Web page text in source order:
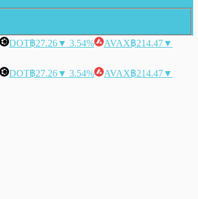
DOT฿27.26▼ 3.54% AVAX฿214.47▼
DOT฿27.26▼ 3.54% AVAX฿214.47▼